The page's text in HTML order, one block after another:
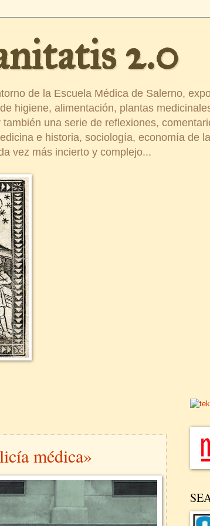
2.0
de la Escuela Médica de Salerno,
higiene, alimentación, plantas
una serie de reflexiones,
e historia, sociología, economía de
vez más incierto y complejo...
médica»